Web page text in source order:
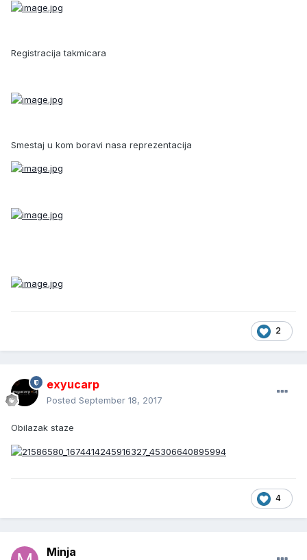
Registracija takmicara
Smestaj u kom boravi nasa reprezentacija
2
exyucarp
Posted September 18, 2017
Obilazak staze
4
Minja